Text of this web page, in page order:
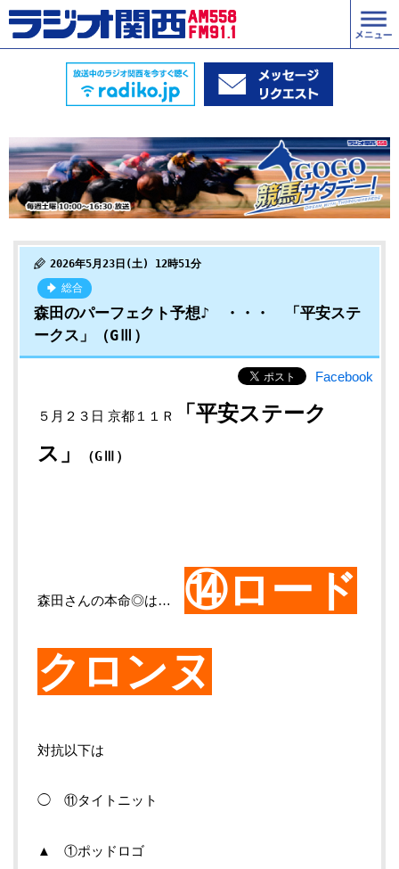
2026年5月23日(土) 12時51分
総合
森田のパーフェクト予想♪ ・・・ 「平安ステ
ークス」（GⅢ）
Facebook
５月２３日 京都１１Ｒ
「平安ステーク
ス 」 （GⅢ ）
森田さんの本命◎は… ⑭ロード
クロンヌ
対抗以下は
◯ ⑪タイトニット
▲ ①ポッドロゴ